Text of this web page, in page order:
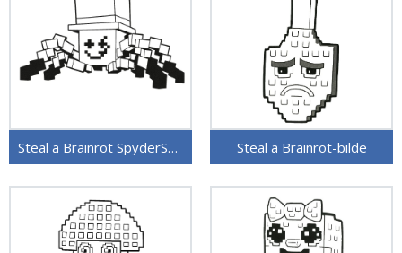
Steal a Brainrot SpyderSammy Steal a Brainrot-bilde